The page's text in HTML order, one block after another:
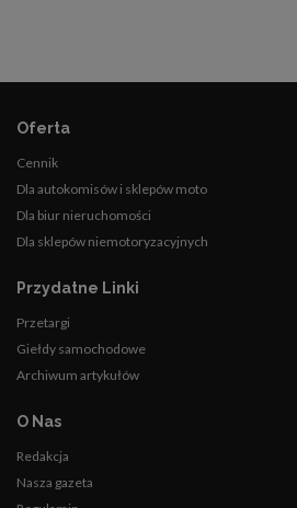
Oferta
Cennik
Dla autokomisów i sklepów moto
Dla biur nieruchomości
Dla sklepów niemotoryzacyjnych
Przydatne Linki
Przetargi
Giełdy samochodowe
Archiwum artykułów
O Nas
Redakcja
Nasza gazeta